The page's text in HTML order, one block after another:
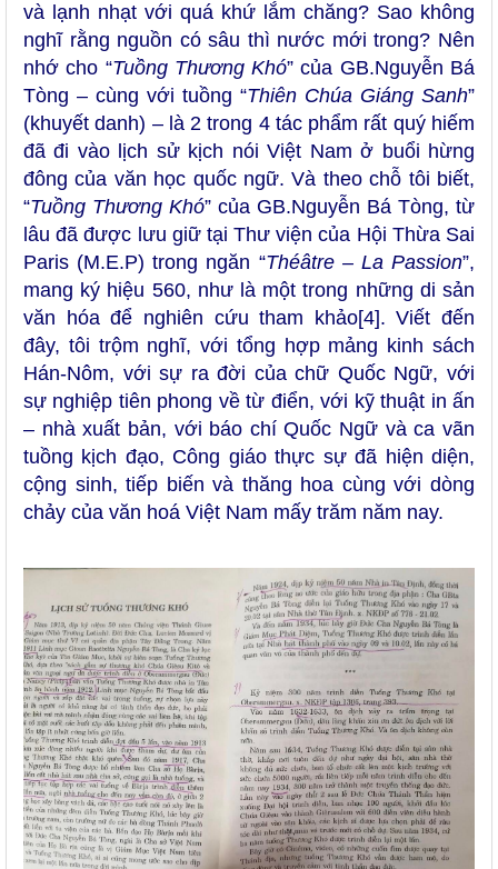
và lạnh nhạt với quá khứ lắm chăng? Sao không
nghĩ rằng nguồn có sâu thì nước mới trong? Nên
nhớ cho “Tuồng Thương Khó” của GB.Nguyễn Bá
Tòng – cùng với tuồng “Thiên Chúa Giáng Sanh”
(khuyết danh) – là 2 trong 4 tác phẩm rất quý hiếm
đã đi vào lịch sử kịch nói Việt Nam ở buổi hừng
đông của văn học quốc ngữ. Và theo chỗ tôi biết,
“Tuồng Thương Khó” của GB.Nguyễn Bá Tòng, từ
lâu đã được lưu giữ tại Thư viện của Hội Thừa Sai
Paris (M.E.P) trong ngăn “Théâtre – La Passion”,
mang ký hiệu 560, như là một trong những di sản
văn hóa để nghiên cứu tham khảo[4]. Viết đến
đây, tôi trộm nghĩ, với tổng hợp mảng kinh sách
Hán-Nôm, với sự ra đời của chữ Quốc Ngữ, với
sự nghiệp tiên phong về từ điển, với kỹ thuật in ấn
– nhà xuất bản, với báo chí Quốc Ngữ và ca vãn
tuồng kịch đạo, Công giáo thực sự đã hiện diện,
cộng sinh, tiếp biến và thăng hoa cùng với dòng
chảy của văn hoá Việt Nam mấy trăm năm nay.